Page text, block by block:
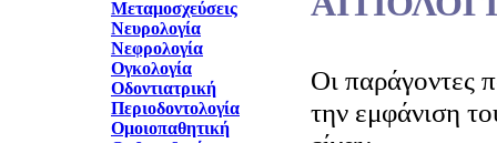
Μεταμοσχεύσεις
Νευρολογία
Νεφρολογία
Ογκολογία
Οδοντιατρική
Περιοδοντολογία
Ομοιοπαθητική
Οι παράγοντες
την εμφάνιση